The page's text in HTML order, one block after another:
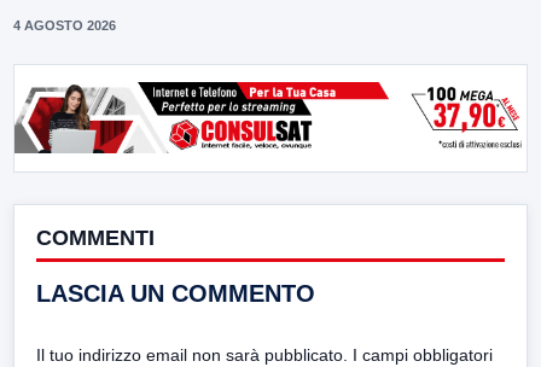
4 AGOSTO 2026
COMMENTI
LASCIA UN COMMENTO
Il tuo indirizzo email non sarà pubblicato. I campi obbligatori